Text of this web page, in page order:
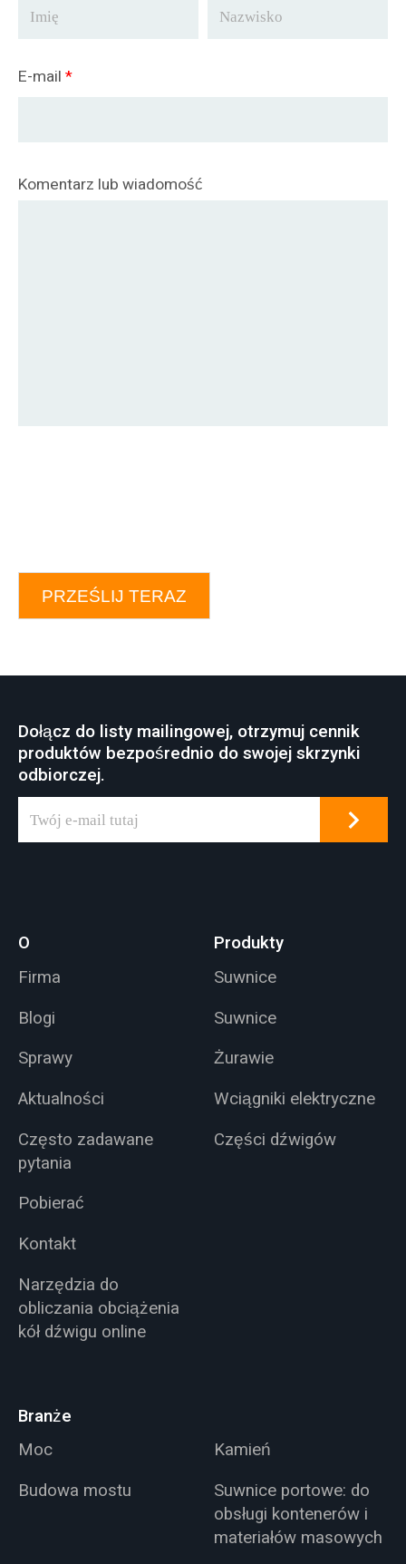
E-mail *
Komentarz lub wiadomość
PRZEŚLIJ TERAZ
Dołącz do listy mailingowej, otrzymuj cennik
produktów bezpośrednio do swojej skrzynki
odbiorczej.
O
Firma
Blogi
Sprawy
Aktualności
Często zadawane
pytania
Pobierać
Kontakt
Narzędzia do
obliczania obciążenia
kół dźwigu online
Produkty
Suwnice
Suwnice
Żurawie
Wciągniki elektryczne
Części dźwigów
Branże
Moc
Kamień
Budowa mostu
Suwnice portowe: do
obsługi kontenerów i
materiałów masowych